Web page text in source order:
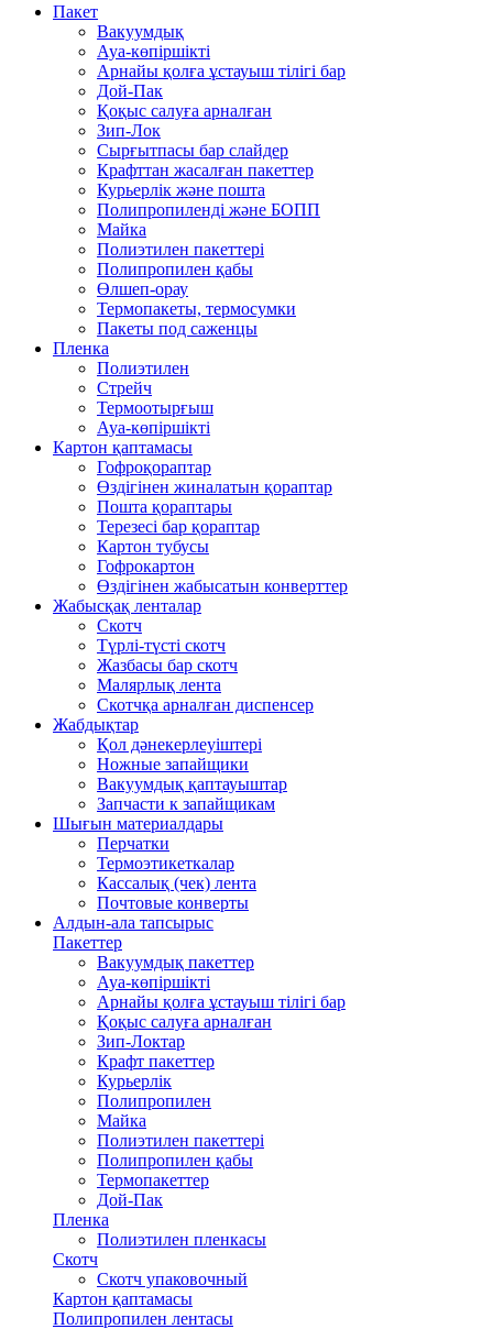
Пакет
Вакуумдық
Ауа-көпіршікті
Арнайы қолға ұстауыш тілігі бар
Дой-Пак
Қоқыс салуға арналған
Зип-Лок
Сырғытпасы бар слайдер
Крафттан жасалған пакеттер
Курьерлік және пошта
Полипропиленді және БОПП
Майка
Полиэтилен пакеттері
Полипропилен қабы
Өлшеп-орау
Термопакеты, термосумки
Пакеты под саженцы
Пленка
Полиэтилен
Стрейч
Термоотырғыш
Ауа-көпіршікті
Картон қаптамасы
Гофроқораптар
Өздігінен жиналатын қораптар
Пошта қораптары
Терезесі бар қораптар
Картон тубусы
Гофрокартон
Өздігінен жабысатын конверттер
Жабысқақ ленталар
Скотч
Түрлі-түсті скотч
Жазбасы бар скотч
Малярлық лента
Скотчқа арналған диспенсер
Жабдықтар
Қол дәнекерлеуіштері
Ножные запайщики
Вакуумдық қаптауыштар
Запчасти к запайщикам
Шығын материалдары
Перчатки
Термоэтикеткалар
Кассалық (чек) лента
Почтовые конверты
Алдын-ала тапсырыс
Пакеттер
Вакуумдық пакеттер
Ауа-көпіршікті
Арнайы қолға ұстауыш тілігі бар
Қоқыс салуға арналған
Зип-Локтар
Крафт пакеттер
Курьерлік
Полипропилен
Майка
Полиэтилен пакеттері
Полипропилен қабы
Термопакеттер
Дой-Пак
Пленка
Полиэтилен пленкасы
Скотч
Скотч упаковочный
Картон қаптамасы
Полипропилен лентасы